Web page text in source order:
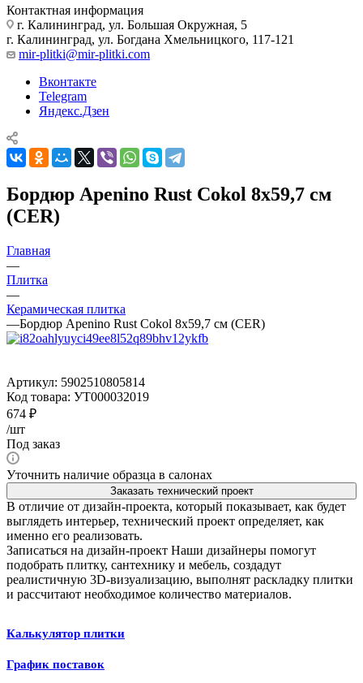
Контактная информация
г. Калининград, ул. Большая Окружная, 5
г. Калининград, ул. Богдана Хмельницкого, 117-121
mir-plitki@mir-plitki.com
Вконтакте
Telegram
Яндекс.Дзен
Бордюр Apenino Rust Cokol 8x59,7 см
(CER)
Главная
—
Плитка
—
Керамическая плитка
—Бордюр Apenino Rust Cokol 8x59,7 см (CER)
Артикул: 5902510805814
Код товара: УТ000032019
674 ₽
/шт
Под заказ
Уточнить наличие образца в салонах
Заказать технический проект
В отличие от дизайн-проекта, который показывает, как будет
выглядеть интерьер, технический проект определяет, как
именно его реализовать.
Записаться на дизайн-проект Наши дизайнеры помогут
подобрать плитку, сантехнику и мебель, создадут
реалистичную 3D-визуализацию, выполнят раскладку плитки
и рассчитают необходимое количество материалов.
Калькулятор плитки
График поставок